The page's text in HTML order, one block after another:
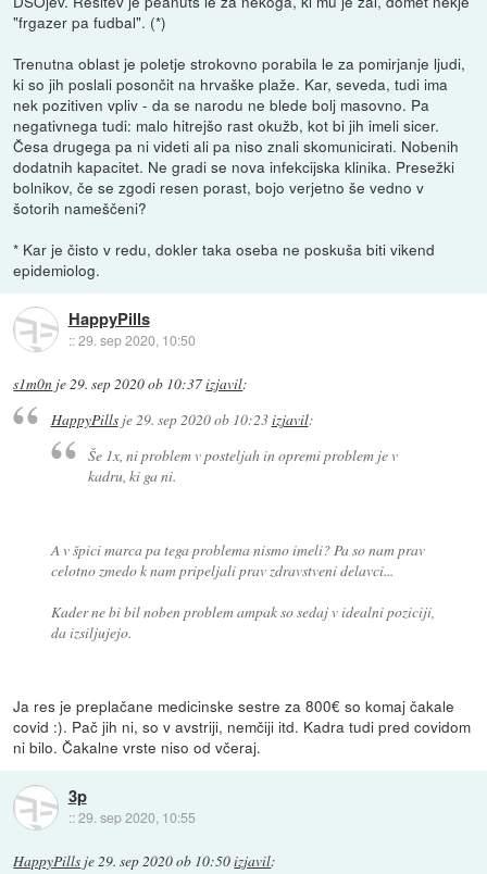
"frgazer pa fudbal". (*)
Trenutna oblast je poletje strokovno porabila le za pomirjanje ljudi,
ki so jih poslali posončit na hrvaške plaže. Kar, seveda, tudi ima
nek pozitiven vpliv - da se narodu ne blede bolj masovno. Pa
negativnega tudi: malo hitrejšo rast okužb, kot bi jih imeli sicer.
Česa drugega pa ni videti ali pa niso znali skomunicirati. Nobenih
dodatnih kapacitet. Ne gradi se nova infekcijska klinika. Presežki
bolnikov, če se zgodi resen porast, bojo verjetno še vedno v
šotorih nameščeni?
* Kar je čisto v redu, dokler taka oseba ne poskuša biti vikend
epidemiolog.
HappyPills
::29. sep 2020, 10:50
s1m0n je29. sep 2020 ob 10:37izjavil:
HappyPillsje29. sep 2020 ob 10:23izjavil:
Še 1x, ni problem v posteljah in opremi problem je v
kadru, ki ga ni.
A v špici marca pa tega problema nismo imeli? Pa so nam prav
celotno zmedo k nam pripeljali prav zdravstveni delavci...
Kader ne bi bil noben problem ampak so sedaj v idealni poziciji,
da izsiljujejo.
Ja res je preplačane medicinske sestre za 800€ so komaj čakale
covid :). Pač jih ni, so v avstriji, nemčiji itd. Kadra tudi pred covidom
ni bilo. Čakalne vrste niso od včeraj.
3p
::29. sep 2020, 10:55
HappyPills je29. sep 2020 ob 10:50izjavil: